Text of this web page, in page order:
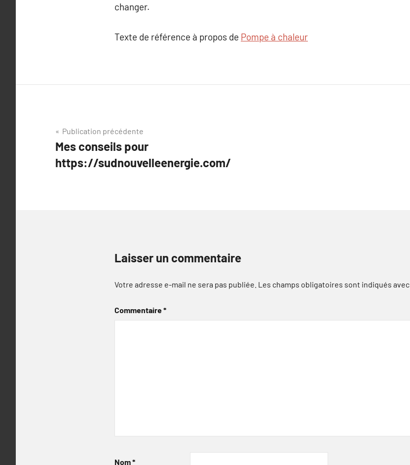
changer.
Texte de référence à propos de Pompe à chaleur
Navigation
de
l’article
Publication précédente
Mes conseils pour
https://sudnouvelleenergie.com/
Laisser un commentaire
Votre adresse e-mail ne sera pas publiée. Les champs obligatoires sont indiqués avec
Commentaire*
Nom*